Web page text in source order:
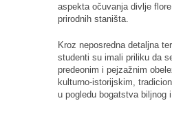
aspekta očuvanja divlje
prirodnih staništa.
Kroz neposredna detaljna
studenti su imali priliku da
predeonim i pejzažnim
kulturno-istorijskim,
u pogledu bogatstva biljnog